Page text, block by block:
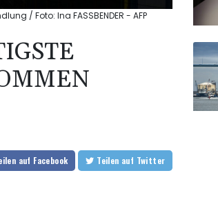
/ Foto: Ina FASSBENDER - AFP
auf Facebook Teilen auf Twitter